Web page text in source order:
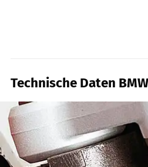
Technische Daten